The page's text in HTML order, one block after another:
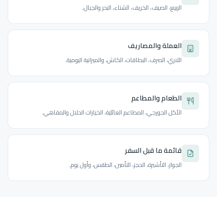
الربيع، الصيف، الخريف، الشتاء، البحر والجبال.
العملة والمصاريف
اللاري، الصرف، البطاقات، الكاش، والميزانية اليومية.
الطعام والمطاعم
الأكل الجورجي، المطاعم العائلية، الخيارات الحلال والمقاهي.
قائمة ما قبل السفر
الجواز، التأشيرة، الحجز، التأمين، الطقس، وأول يوم.